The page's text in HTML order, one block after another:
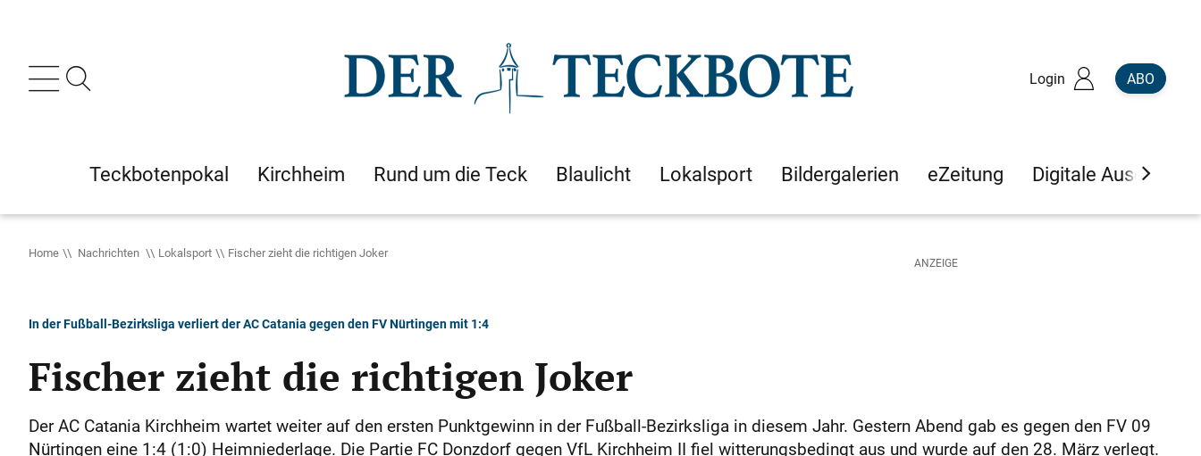
Login ABO
Teckbotenpokal Kirchheim Rund um die Teck Blaulicht Lokalsport Bildergalerien eZeitung Digitale Ausgaben
Home Nachrichten Lokalsport Fischer zieht die richtigen Joker
In der Fußball-Bezirksliga verliert der AC Catania gegen den FV Nürtingen mit 1:4
Fischer zieht die richtigen Joker
Der AC Catania Kirchheim wartet weiter auf den ersten Punktgewinn in der Fußball-Bezirksliga in diesem Jahr. Gestern Abend gab es gegen den FV 09
Nürtingen eine 1:4 (1:0) Heimniederlage. Die Partie FC Donzdorf gegen VfL Kirchheim II fiel witterungsbedingt aus und wurde auf den 28. März verlegt.